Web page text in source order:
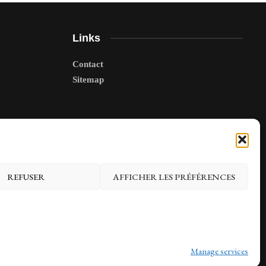
Manage services
REFUSER AFFICHER LES PRÉFÉRENCES
Links
Contact
Sitemap